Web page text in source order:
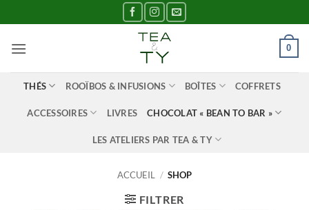
au
contenu
0
THÉS ROOÏBOS & INFUSIONS BOÎTES COFFRETS
ACCESSOIRES LIVRES CHOCOLAT « BEAN TO BAR »
LES ATELIERS PAR TEA & TY
ACCUEIL / SHOP
FILTRER